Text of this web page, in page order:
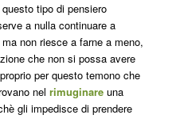
tipo di pensiero
a nulla continuare a
non riesce a farne a meno,
che non si possa avere
per questo temono che
nel rimuginareuna
gli impedisce di prendere